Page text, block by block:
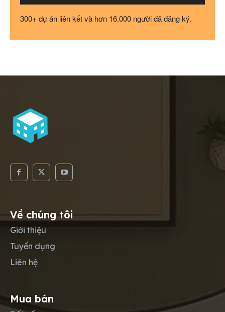
300+ dự án liên kết và hơn 16.000 người đã đăng ký.
Về chúng tôi
Giới thiệu
Tuyển dụng
Liên hệ
Mua bán